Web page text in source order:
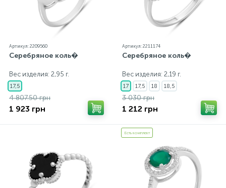
Артикул: 2209560
Серебряное коль�
Вес изделия: 2,95 г.
17,5
4 807.50 грн
1 923 грн
Артикул: 2211174
Серебряное коль�
Вес изделия: 2,19 г.
17 17,5 18 18,5
3 030 грн
1 212 грн
Есть комплект